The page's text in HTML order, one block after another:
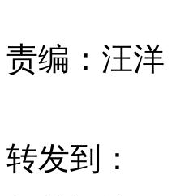
责编： 汪洋
转发到：